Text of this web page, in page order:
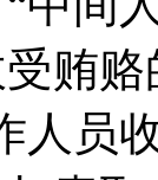
贿
人员